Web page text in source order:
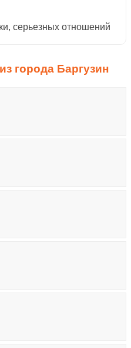
cерьезных отношений
города Баргузин